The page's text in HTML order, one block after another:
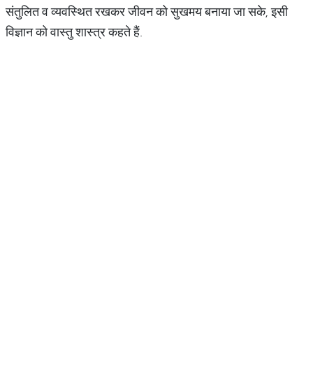
संतुलित व व्यवस्थित रखकर जीवन को सुखमय बनाया जा सके, इसी
विज्ञान को वास्तु शास्त्र कहते हैं.